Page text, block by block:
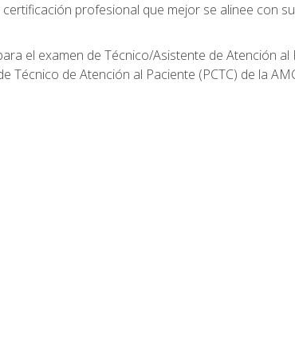
profesional que mejor se alinee con
el examen de Técnico/Asistente de Atención al
Técnico de Atención al Paciente (PCTC) de la